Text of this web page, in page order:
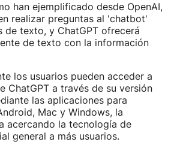
han ejemplificado desde OpenAI,
realizar preguntas al 'chatbot'
de texto, y ChatGPT ofrecerá
de texto con la información
los usuarios pueden acceder a
ChatGPT a través de su versión
las aplicaciones para
Mac y Windows, la
acercando la tecnología de
general a más usuarios.